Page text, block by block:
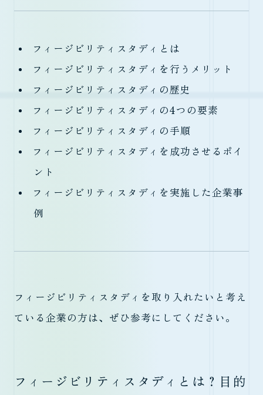
フィージビリティスタディとは
フィージビリティスタディを行うメリット
フィージビリティスタディの歴史
フィージビリティスタディの4つの要素
フィージビリティスタディの手順
フィージビリティスタディを成功させるポイ
ント
フィージビリティスタディを実施した企業事
例
フィージビリティスタディを取り入れたいと考え
ている企業の方は、ぜひ参考にしてください。
フィージビリティスタディとは？目的